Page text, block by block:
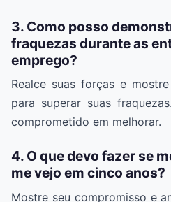
3. Como posso
fraquezas durante as
emprego?
Realce suas forças e
para superar suas
comprometido em melhorar.
4. O que devo fazer se
me vejo em cinco anos?
Mostre seu compromisso e